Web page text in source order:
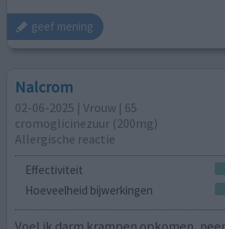
geef mening
Nalcrom
02-06-2025 | Vrouw | 65
cromoglicinezuur (200mg)
Allergische reactie
Effectiviteit
Hoeveelheid bijwerkingen